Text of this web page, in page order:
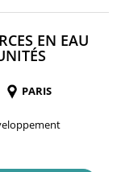
EN EAU
PARIS